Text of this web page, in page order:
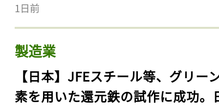
1日前
製造業
【日本】JFEスチール等、グリー
素を用いた還元鉄の試作に成功。